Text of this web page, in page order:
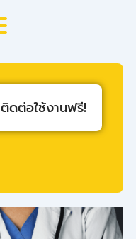
ติดต่อใช้งานฟรี!